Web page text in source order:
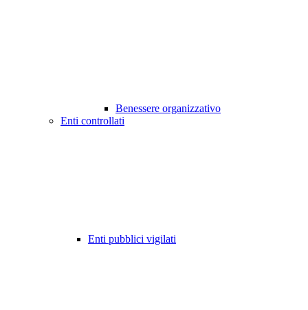
Benessere organizzativo
Enti controllati
Enti pubblici vigilati